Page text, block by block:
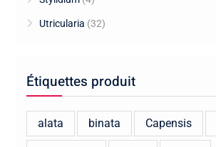
Utricularia (32)
Étiquettes produit
alata binata Capensis